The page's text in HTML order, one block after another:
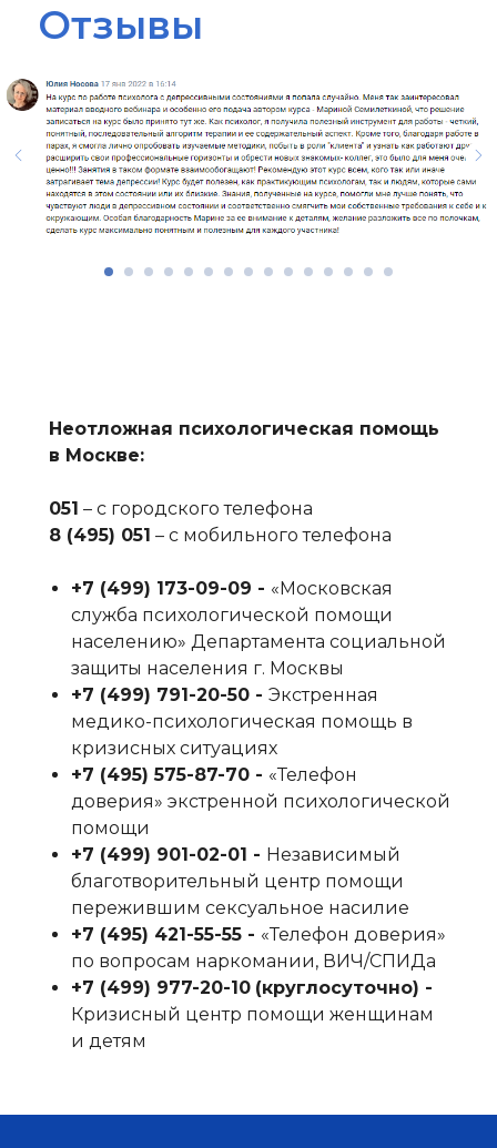
Отзывы
Неотложная психологическая помощь
в Москве:
051 – с городского телефона
8 (495) 051 – с мобильного телефона
+7 (499) 173-09-09‬ - «Московская
служба психологической помощи
населению» Департамента социальной
защиты населения г. Москвы
+7 (499) 791-20-50‬ - Экстренная
медико-психологическая помощь в
кризисных ситуациях
+7 (495) 575-87-70‬ - «Телефон
доверия» экстренной психологической
помощи
+7 (499) 901-02-01‬ - Независимый
благотворительный центр помощи
пережившим сексуальное насилие
+7 (495) 421-55-55‬ - «Телефон доверия»
по вопросам наркомании, ВИЧ/СПИДа
+7 (499) 977-20-10 (круглосуточно) -
Кризисный центр помощи женщинам
и детям